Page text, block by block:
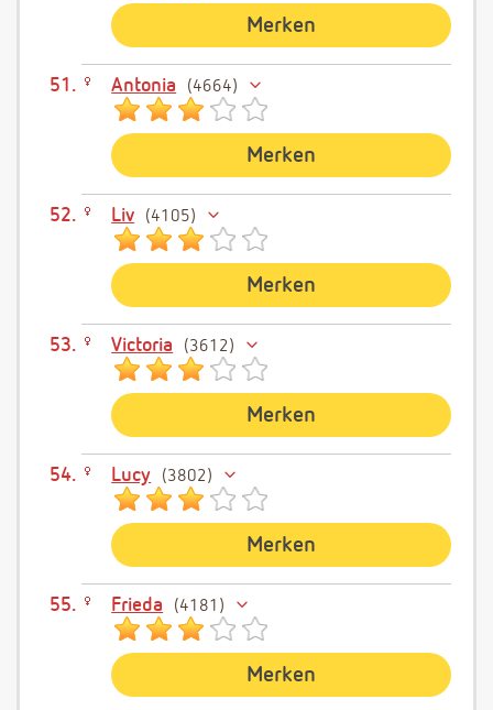
Merken
Antonia 4664
Merken
Liv 4105
Merken
Victoria 3612
Merken
Lucy 3802
Merken
Frieda 4181
Merken